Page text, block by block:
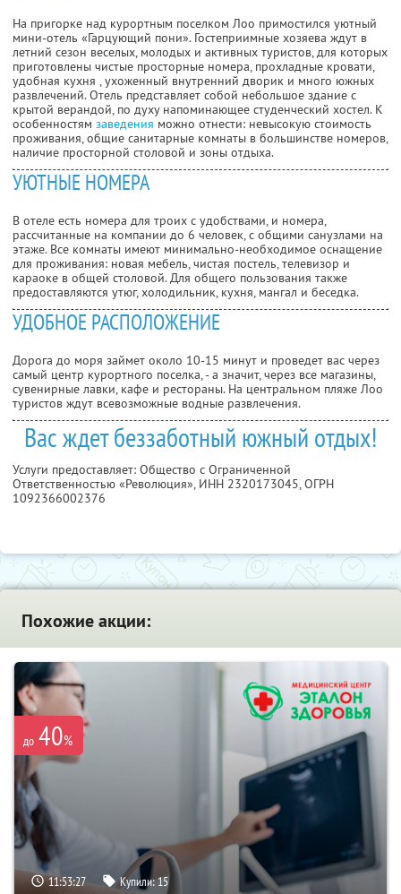
На пригорке над курортным поселком Лоо примостился уютный
мини-отель «Гарцующий пони». Гостеприимные хозяева ждут в
летний сезон веселых, молодых и активных туристов, для которых
приготовлены чистые просторные номера, прохладные кровати,
удобная кухня , ухоженный внутренний дворик и много южных
развлечений. Отель представляет собой небольшое здание с
крытой верандой, по духу напоминающее студенческий хостел. К
особенностям заведения можно отнести: невысокую стоимость
проживания, общие санитарные комнаты в большинстве номеров,
наличие просторной столовой и зоны отдыха.
УЮТНЫЕ НОМЕРА
В отеле есть номера для троих с удобствами, и номера,
рассчитанные на компании до 6 человек, с общими санузлами на
этаже. Все комнаты имеют минимально-необходимое оснащение
для проживания: новая мебель, чистая постель, телевизор и
караоке в общей столовой. Для общего пользования также
предоставляются утюг, холодильник, кухня, мангал и беседка.
УДОБНОЕ РАСПОЛОЖЕНИЕ
Дорога до моря займет около 10-15 минут и проведет вас через
самый центр курортного поселка, - а значит, через все магазины,
сувенирные лавки, кафе и рестораны. На центральном пляже Лоо
туристов ждут всевозможные водные развлечения.
Вас ждет беззаботный южный отдых!
Услуги предоставляет: Общество с Ограниченной
Ответственностью «Революция», ИНН 2320173045, ОГРН
1092366002376
Похожие акции:
до 40%
11:53:26 Купили:15